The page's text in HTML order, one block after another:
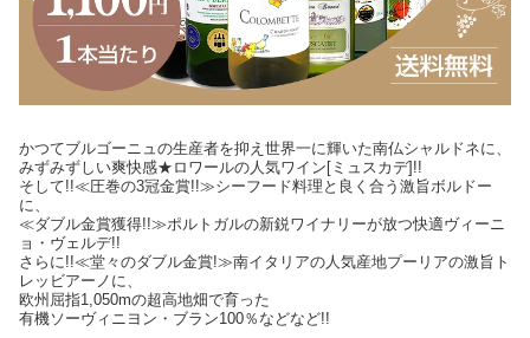
かつてブルゴーニュの生産者を抑え世界一に輝いた南仏シャルドネに、
みずみずしい爽快感★ロワールの人気ワイン[ミュスカデ]!!
そして!!≪圧巻の3冠金賞!!≫シーフード料理と良く合う激旨ボルドー
に、
≪ダブル金賞獲得!!≫ポルトガルの新鋭ワイナリーが放つ快適ヴィーニ
ョ・ヴェルデ!!
さらに!!≪堂々のダブル金賞!≫南イタリアの人気産地プーリアの激旨ト
レッビアーノに、
欧州屈指1,050mの超高地畑で育った
有機ソーヴィニヨン・ブラン100％などなど!!